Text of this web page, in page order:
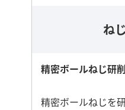
ね
精密ボールねじ研
精密ボールねじを